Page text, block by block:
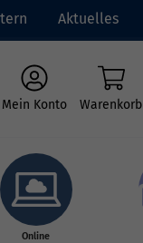
Aktuelles
Mein Konto Warenkorb
Online